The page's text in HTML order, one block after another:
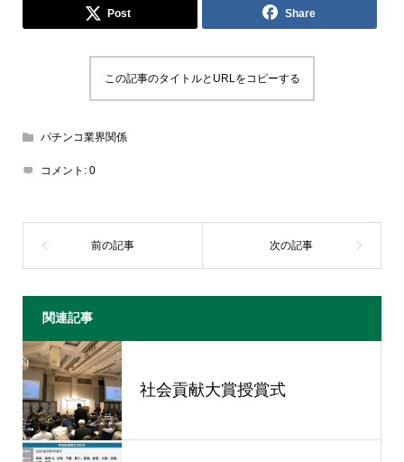
Post Share
この記事のタイトルとURLをコピーする
パチンコ業界関係
コメント: 0
関連記事
社会貢献大賞授賞式